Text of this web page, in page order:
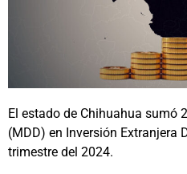
El estado de Chihuahua sumó
(MDD) en Inversión Extranjera
trimestre del 2024.